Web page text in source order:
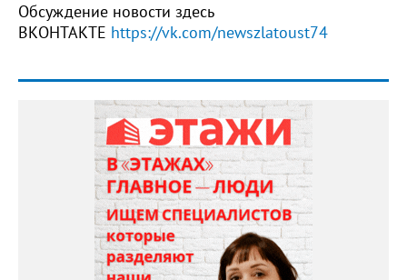
Обсуждение новости здесь
ВКОНТАКТЕ https://vk.com/newszlatoust74